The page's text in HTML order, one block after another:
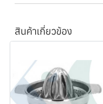
สินค้าเกี่ยวข้อง